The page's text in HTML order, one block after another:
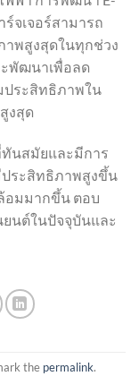
จเจอร์สามารถ
าพสูงสุดในทุกช่วง
พัฒนาเพื่อลด
ประสิทธิภาพใน
งสุด
ทันสมัยและมีการ
ประสิทธิภาพสูงขึ้น
อมมากขึ้น ตอบ
นต์ในปัจจุบันและ
the permalink.